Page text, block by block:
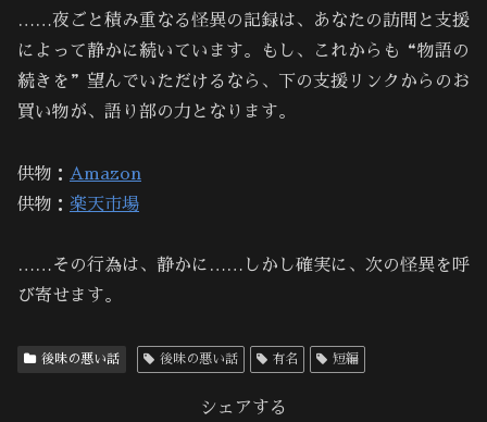
……夜ごと積み重なる怪異の記録は、あなたの訪問と支援
によって静かに続いています。もし、これからも“物語の
続きを”望んでいただけるなら、下の支援リンクからのお
買い物が、語り部の力となります。
供物： Amazon
供物： 楽天市場
……その行為は、静かに……しかし確実に、次の怪異を呼
び寄せます。
後味の悪い話 後味の悪い話 有名 短編
シェアする